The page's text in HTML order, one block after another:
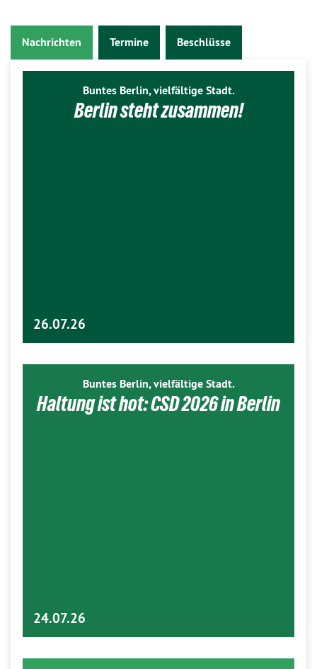
Nachrichten Termine Beschlüsse
Buntes Berlin, vielfältige Stadt.
Berlin steht zusammen!
26.07.26
Buntes Berlin, vielfältige Stadt.
Haltung ist hot: CSD 2026 in Berlin
24.07.26